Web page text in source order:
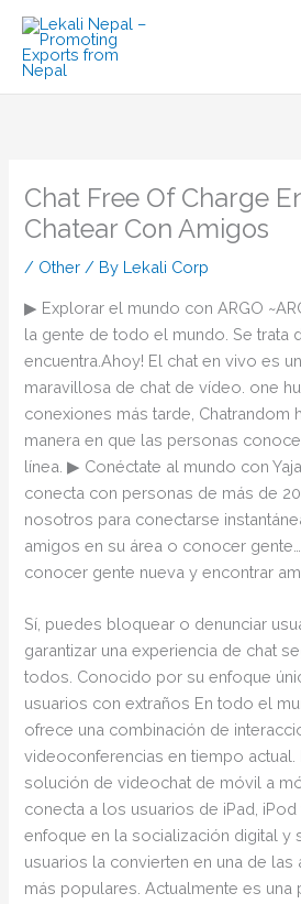
content
Chat Free Of Charge
Chatear Con Amigos
/ Other / By Lekali Corp
▶ Explorar el mundo con ARGO
la gente de todo el mundo. Se trata
encuentra.Ahoy! El chat en vivo es
maravillosa de chat de vídeo. one
conexiones más tarde, Chatrandom
manera en que las personas
línea. ▶ Conéctate al mundo con
conecta con personas de más de
nosotros para conectarse
amigos en su área o conocer
conocer gente nueva y encontrar
Sí, puedes bloquear o denunciar
garantizar una experiencia de chat
todos. Conocido por su enfoque
usuarios con extraños En todo el
ofrece una combinación de
videoconferencias en tiempo actual.
solución de videochat de móvil a
conecta a los usuarios de iPad,
enfoque en la socialización digital y
usuarios la convierten en una de
más populares. Actualmente es una